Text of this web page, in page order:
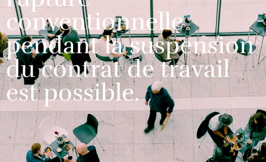
conventionnelle
pendant la suspension
du contrat de travail
est possible.